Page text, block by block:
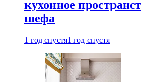
кухонное
шефа
1 год спустя1 год спустя